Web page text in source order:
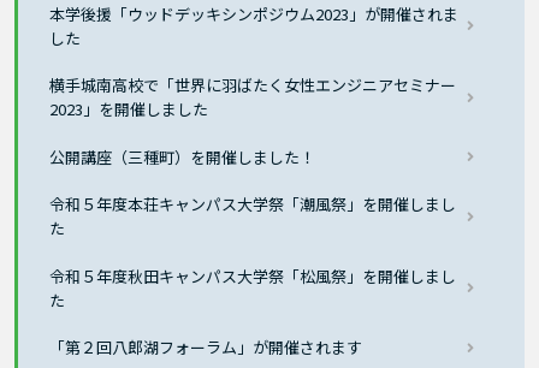
本学後援「ウッドデッキシンポジウム2023」が開催されま
した
横手城南高校で「世界に羽ばたく女性エンジニアセミナー
2023」を開催しました
公開講座（三種町）を開催しました！
令和５年度本荘キャンパス大学祭「潮風祭」を開催しまし
た
令和５年度秋田キャンパス大学祭「松風祭」を開催しまし
た
「第２回八郎湖フォーラム」が開催されます